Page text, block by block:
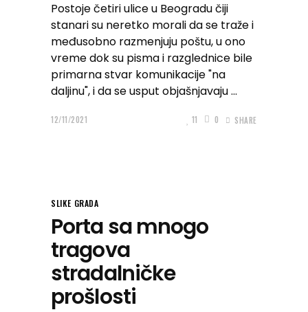
Postoje četiri ulice u Beogradu čiji
stanari su neretko morali da se traže i
međusobno razmenjuju poštu, u ono
vreme dok su pisma i razglednice bile
primarna stvar komunikacije "na
daljinu", i da se usput objašnjavaju
12/11/2021 11 0 SHARE
SLIKE GRADA
Porta sa mnogo
tragova
stradalničke
prošlosti